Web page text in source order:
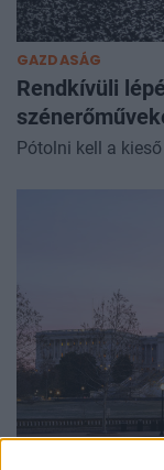
GAZDASÁG
Rendkívüli
Pótolni kell a